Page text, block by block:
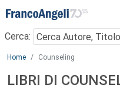
Menu
Cerca:
Main content
Home Counseling
LIBRI DI